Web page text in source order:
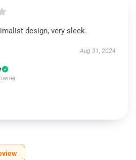
design, very sleek.
Aug 31, 2024